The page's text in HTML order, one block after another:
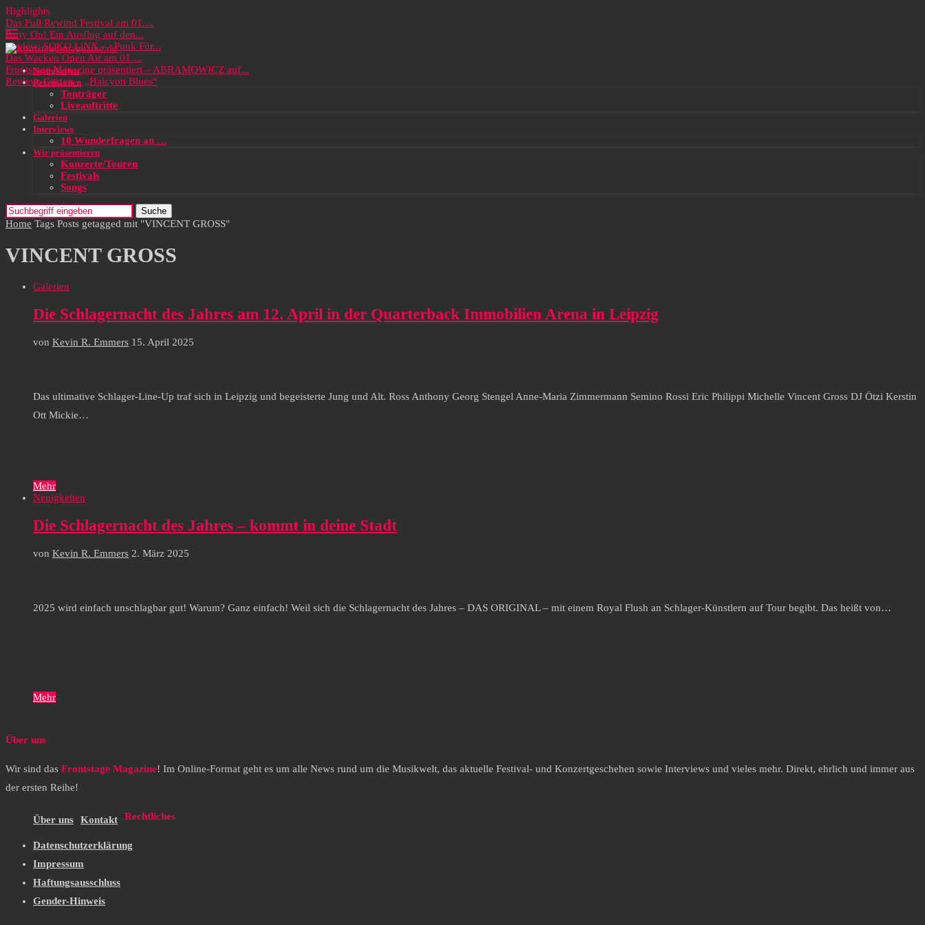
Highlights
Das Full Rewind Festival am 01....
Party On! Ein Ausflug auf den...
Review: SOKO LiNX – „Punk Für...
Das Wacken Open Air am 01....
Frontstage Magazine präsentiert – ABRAMOWICZ auf...
Review: Citizen – „Halcyon Blues“
Neuigkeiten
Rezensionen
Tonträger
Liveauftritte
Galerien
Interviews
10 Wunderfragen an …
Wir präsentieren
Konzerte/Touren
Festivals
Songs
Suche
Home Tags Posts getagged mit "VINCENT GROSS"
VINCENT GROSS
Galerien
Die Schlagernacht des Jahres am 12. April in der Quarterback Immobilien Arena in Leipzig
von Kevin R. Emmers 15. April 2025
Das ultimative Schlager-Line-Up traf sich in Leipzig und begeisterte Jung und Alt. Ross Anthony Georg Stengel Anne-Maria Zimmermann Semino Rossi Eric Philippi Michelle Vincent Gross DJ Ötzi Kerstin
Ott Mickie…
Mehr
Neuigkeiten
Die Schlagernacht des Jahres – kommt in deine Stadt
von Kevin R. Emmers 2. März 2025
2025 wird einfach unschlagbar gut! Warum? Ganz einfach! Weil sich die Schlagernacht des Jahres – DAS ORIGINAL – mit einem Royal Flush an Schlager-Künstlern auf Tour begibt. Das heißt von…
Mehr
Über uns
Wir sind das Frontstage Magazine! Im Online-Format geht es um alle News rund um die Musikwelt, das aktuelle Festival- und Konzertgeschehen sowie Interviews und vieles mehr. Direkt, ehrlich und immer aus
der ersten Reihe!
Über uns Kontakt Rechtliches
Datenschutzerklärung
Impressum
Haftungsausschluss
Gender-Hinweis